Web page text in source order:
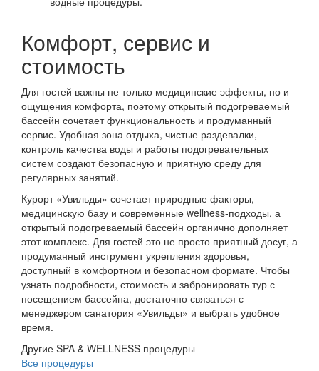
Комфорт, сервис и
стоимость
Для гостей важны не только медицинские эффекты, но и
ощущения комфорта, поэтому открытый подогреваемый
бассейн сочетает функциональность и продуманный
сервис. Удобная зона отдыха, чистые раздевалки,
контроль качества воды и работы подогревательных
систем создают безопасную и приятную среду для
регулярных занятий.
Курорт «Увильды» сочетает природные факторы,
медицинскую базу и современные wellness‑подходы, а
открытый подогреваемый бассейн органично дополняет
этот комплекс. Для гостей это не просто приятный досуг, а
продуманный инструмент укрепления здоровья,
доступный в комфортном и безопасном формате. Чтобы
узнать подробности, стоимость и забронировать тур с
посещением бассейна, достаточно связаться с
менеджером санатория «Увильды» и выбрать удобное
время.
Другие SPA & WELLNESS процедуры
Все процедуры